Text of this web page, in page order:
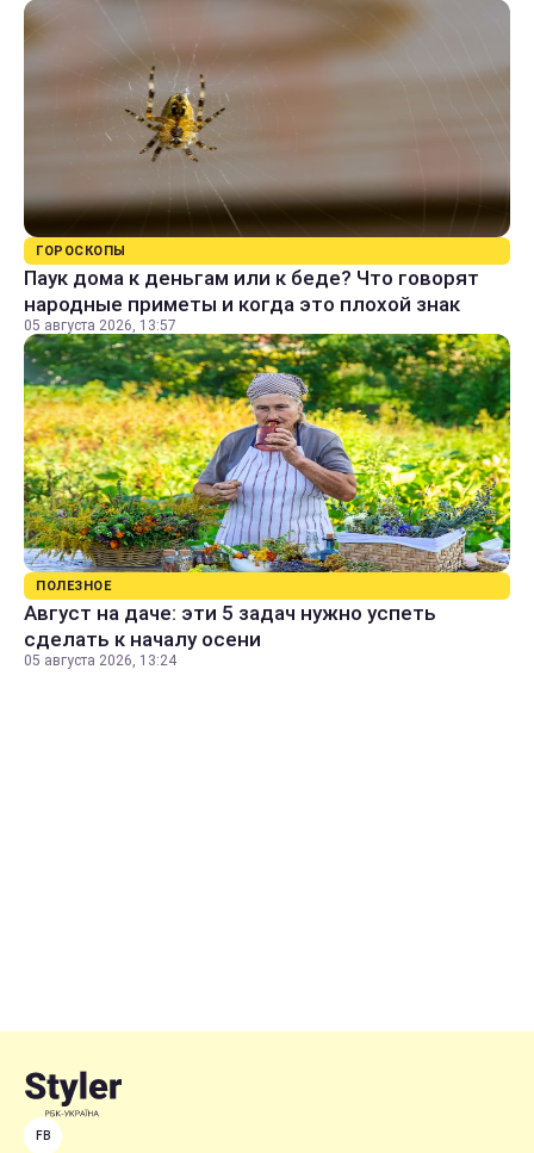
ГОРОСКОПЫ
Паук дома к деньгам или к беде? Что говорят
народные приметы и когда это плохой знак
05 августа 2026, 13:57
ПОЛЕЗНОЕ
Август на даче: эти 5 задач нужно успеть
сделать к началу осени
05 августа 2026, 13:24
FB